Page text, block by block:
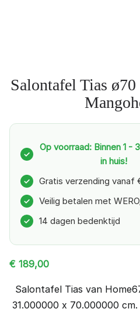
Salontafel Tias ø70
✓
Op voorraad: Binnen 1 -
in huis!
✓ Gratis verzending vanaf
✓ Veilig betalen met
✓ 14 dagen bedenktijd
€ 189,00
Salontafel Tias van
31.000000 x 70.000000 cm.